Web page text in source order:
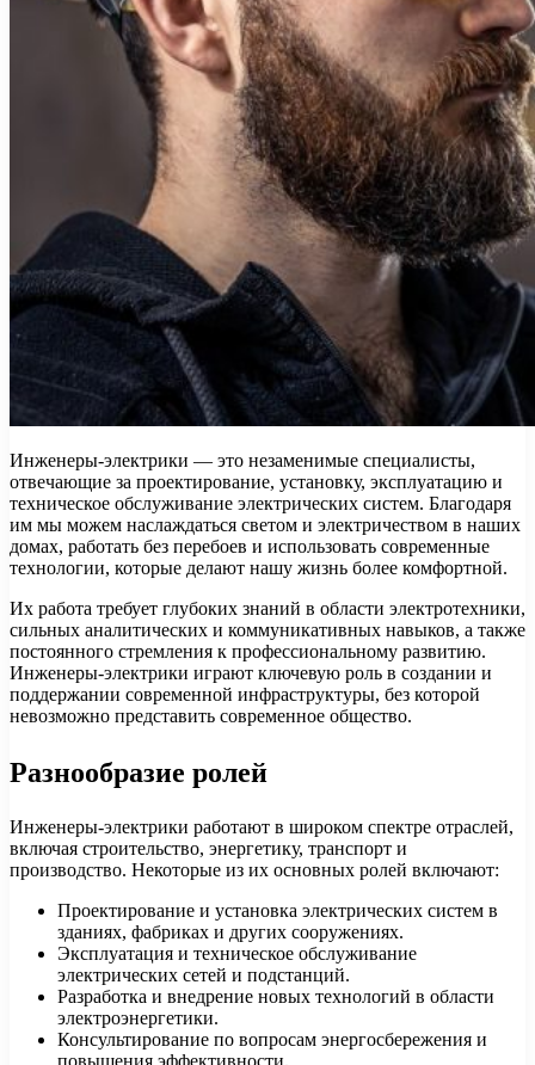
Инженеры-электрики — это незаменимые специалисты,
отвечающие за проектирование, установку, эксплуатацию и
техническое обслуживание электрических систем. Благодаря
им мы можем наслаждаться светом и электричеством в наших
домах, работать без перебоев и использовать современные
технологии, которые делают нашу жизнь более комфортной.
Их работа требует глубоких знаний в области электротехники,
сильных аналитических и коммуникативных навыков, а также
постоянного стремления к профессиональному развитию.
Инженеры-электрики играют ключевую роль в создании и
поддержании современной инфраструктуры, без которой
невозможно представить современное общество.
Разнообразие ролей
Инженеры-электрики работают в широком спектре отраслей,
включая строительство, энергетику, транспорт и
производство. Некоторые из их основных ролей включают:
Проектирование и установка электрических систем в
зданиях, фабриках и других сооружениях.
Эксплуатация и техническое обслуживание
электрических сетей и подстанций.
Разработка и внедрение новых технологий в области
электроэнергетики.
Консультирование по вопросам энергосбережения и
повышения эффективности.